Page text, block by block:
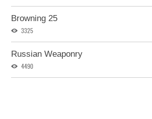
Browning 25
3325
Russian Weaponry
4490